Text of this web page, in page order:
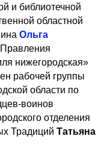
и библиотечной
областной
Ольга
нижегородская»
рабочей группы
области по
воинов
отделения
Традиций Татьяна